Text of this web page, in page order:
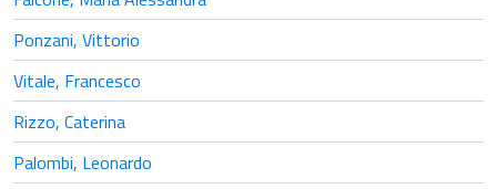
Ponzani, Vittorio
Vitale, Francesco
Rizzo, Caterina
Palombi, Leonardo